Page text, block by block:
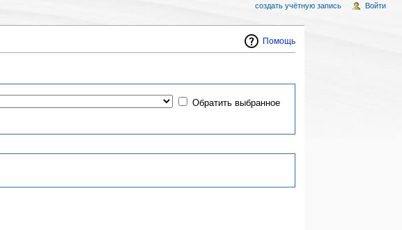
Помощь
Обратить выбранное
создать учётную запись Войти